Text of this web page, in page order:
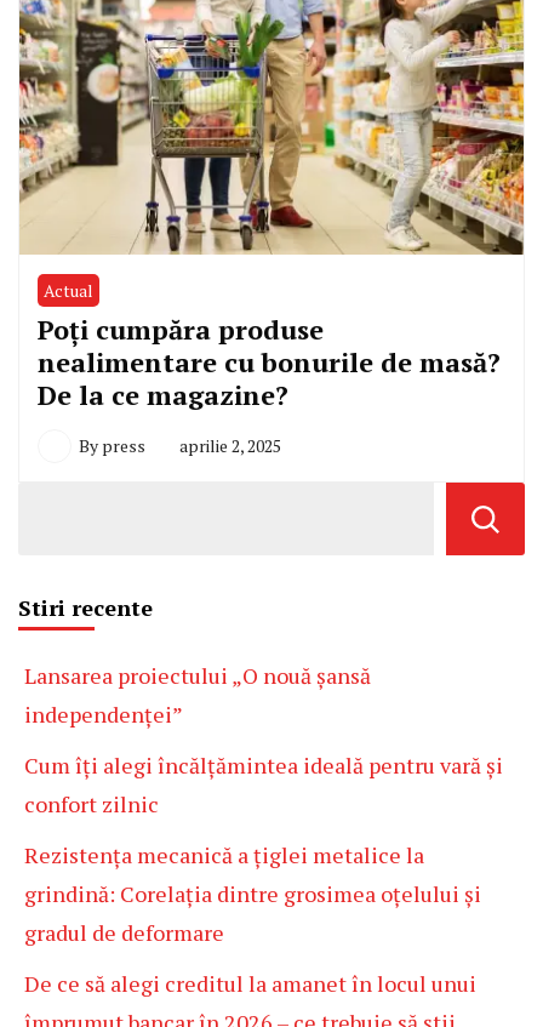
Actual
Poți cumpăra produse
nealimentare cu bonurile de masă?
De la ce magazine?
By press aprilie 2, 2025
Stiri recente
Lansarea proiectului „O nouă șansă
independenței”
Cum îți alegi încălțămintea ideală pentru vară și
confort zilnic
Rezistența mecanică a țiglei metalice la
grindină: Corelația dintre grosimea oțelului și
gradul de deformare
De ce să alegi creditul la amanet în locul unui